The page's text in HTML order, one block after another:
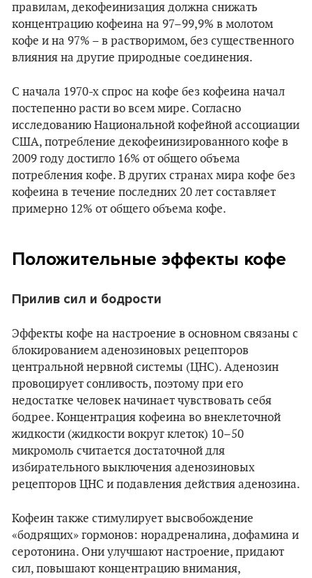
правилам, декофеинизация должна снижать
концентрацию кофеина на 97–99,9% в молотом
кофе и на 97% – в растворимом, без существенного
влияния на другие природные соединения.
С начала 1970-х спрос на кофе без кофеина начал
постепенно расти во всем мире. Согласно
исследованию Национальной кофейной ассоциации
США, потребление декофеинизированного кофе в
2009 году достигло 16% от общего объема
потребления кофе. В других странах мира кофе без
кофеина в течение последних 20 лет составляет
примерно 12% от общего объема кофе.
Положительные эффекты кофе
Прилив сил и бодрости
Эффекты кофе на настроение в основном связаны с
блокированием аденозиновых рецепторов
центральной нервной системы (ЦНС). Аденозин
провоцирует сонливость, поэтому при его
недостатке человек начинает чувствовать себя
бодрее. Концентрация кофеина во внеклеточной
жидкости (жидкости вокруг клеток) 10–50
микромоль считается достаточной для
избирательного выключения аденозиновых
рецепторов ЦНС и подавления действия аденозина.
Кофеин также стимулирует высвобождение
«бодрящих» гормонов: норадреналина, дофамина и
серотонина. Они улучшают настроение, придают
сил, повышают концентрацию внимания,